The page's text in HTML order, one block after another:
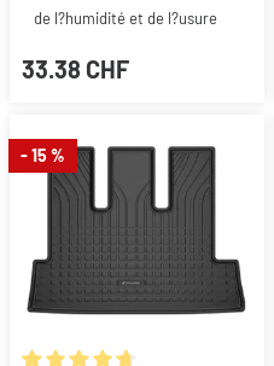
de l?humidité et de l?usure
33.38 CHF
- 15 %